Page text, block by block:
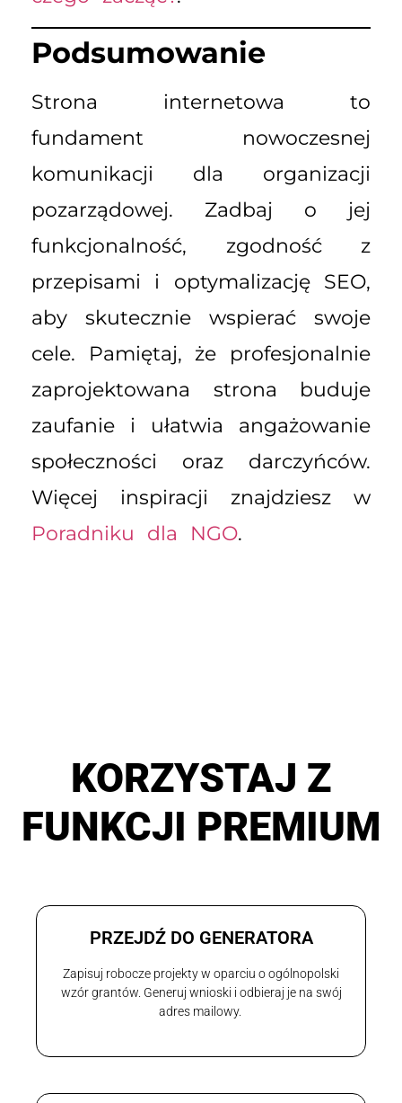
Podsumowanie
Strona internetowa to
fundament nowoczesnej
komunikacji dla organizacji
pozarządowej. Zadbaj o jej
funkcjonalność, zgodność z
przepisami i optymalizację SEO,
aby skutecznie wspierać swoje
cele. Pamiętaj, że profesjonalnie
zaprojektowana strona buduje
zaufanie i ułatwia angażowanie
społeczności oraz darczyńców.
Więcej inspiracji znajdziesz w
Poradniku dla NGO.
KORZYSTAJ Z
FUNKCJI PREMIUM
PRZEJDŹ DO GENERATORA
Zapisuj robocze projekty w oparciu o ogólnopolski
wzór grantów. Generuj wnioski i odbieraj je na swój
adres mailowy.